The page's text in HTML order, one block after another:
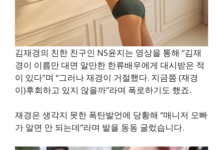
김재경의 친한 친구인 NS윤지는 영상을 통해 “김재
경이 이름만 대면 알만한 한류배우에게 대시받은 적
이 있다”며 “그러나 재경이 거절했다. 지금쯤 (재경
이)후회하고 있지 않을까”라며 폭로하기도 했죠.
재경은 생각지 못한 폭탄발언에 당황해 “매니저 오빠
가 알면 안 되는데”라며 발을 동동 굴렀습니다.